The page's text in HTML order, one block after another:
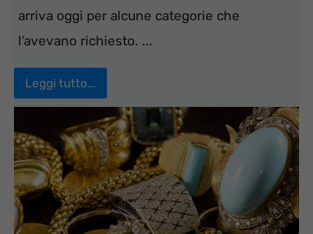
arriva oggi per alcune categorie che
l’avevano richiesto. ...
Leggi tutto...